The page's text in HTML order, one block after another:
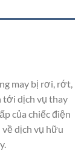
may bị rơi, rớt,
tới dịch vụ thay
của chiếc điện
dịch vụ hữu